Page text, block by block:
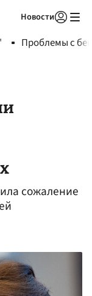
Новости
Проблемы с
сожаление